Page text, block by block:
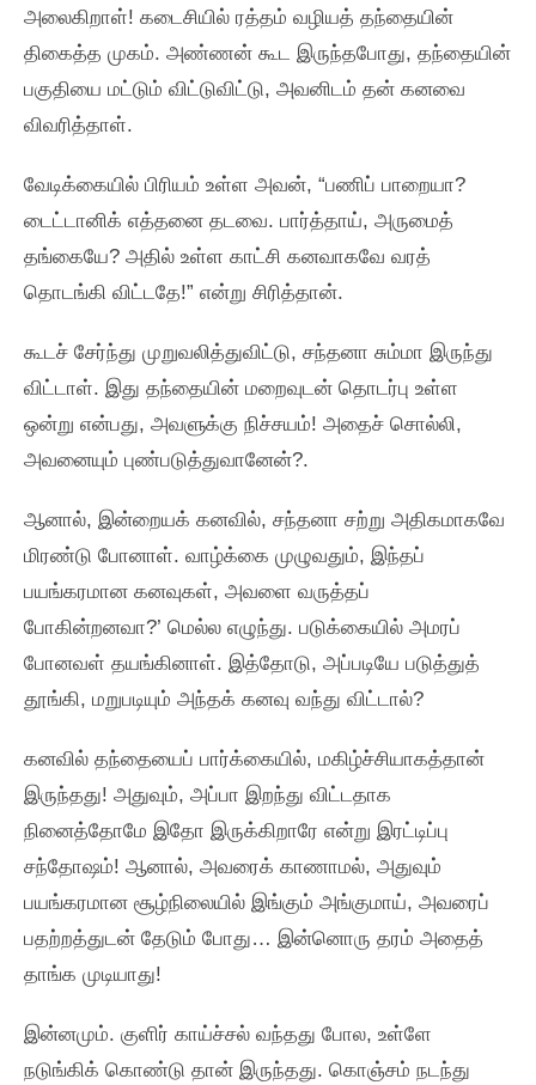
அலைகிறாள்‌! கடைசியில்‌ ரத்தம்‌ வழியத்‌ தந்தையின்‌
திகைத்த முகம்‌. அண்ணன்‌ கூட இருந்தபோது, தந்தையின்‌
பகுதியை மட்டும்‌ விட்டுவிட்டு, அவனிடம்‌ தன்‌ கனவை
விவரித்தாள்‌.
வேடிக்கையில்‌ பிரியம்‌ உள்ள அவன்‌, “பணிப்‌ பாறையா?
டைட்டானிக்‌ எத்தனை தடவை. பார்த்தாய்‌, அருமைத்‌
தங்கையே? அதில்‌ உள்ள காட்சி கனவாகவே வரத்‌
தொடங்கி விட்டதே!” என்று சிரித்தான்‌.
கூடச்‌ சேர்ந்து முறுவலித்துவிட்டு, சந்தனா சும்மா இருந்து
விட்டாள்‌. இது தந்தையின்‌ மறைவுடன்‌ தொடர்பு உள்ள
ஒன்று என்பது, அவளுக்கு நிச்சயம்‌! அதைச்‌ சொல்லி,
அவனையும்‌ புண்படுத்துவானேன்‌?.
ஆனால்‌, இன்றையக்‌ கனவில்‌, சந்தனா சற்று அதிகமாகவே
மிரண்டு போனாள்‌. வாழ்க்கை முழுவதும்‌, இந்தப்‌
பயங்கரமான கனவுகள்‌, அவளை வருத்தப்‌
போகின்றனவா?’ மெல்ல எழுந்து. படுக்கையில்‌ அமரப்‌
போனவள்‌ தயங்கினாள்‌. இத்தோடு, அப்படியே படுத்துத்‌
தூங்கி, மறுபடியும்‌ அந்தக்‌ கனவு வந்து விட்டால்‌?
கனவில்‌ தந்தையைப்‌ பார்க்கையில்‌, மகிழ்ச்சியாகத்தான்‌
இருந்தது! அதுவும்‌, அப்பா இறந்து விட்டதாக
நினைத்தோமே இதோ இருக்கிறாரே என்று இரட்டிப்பு
சந்தோஷம்‌! ஆனால்‌, அவரைக்‌ காணாமல்‌, அதுவும்‌
பயங்கரமான சூழ்நிலையில்‌ இங்கும்‌ அங்குமாய்‌, அவரைப்‌
பதற்றத்துடன்‌ தேடும்‌ போது… இன்னொரு தரம்‌ அதைத்‌
தாங்க முடியாது!
இன்னமும்‌. குளிர்‌ காய்ச்சல்‌ வந்தது போல, உள்ளே
நடுங்கிக்‌ கொண்டு தான்‌ இருந்தது. கொஞ்சம்‌ நடந்து